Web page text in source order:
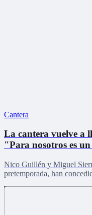
Cantera
La cantera vuelve a
"Para nosotros es
Nico Guillén y Miguel
pretemporada, han